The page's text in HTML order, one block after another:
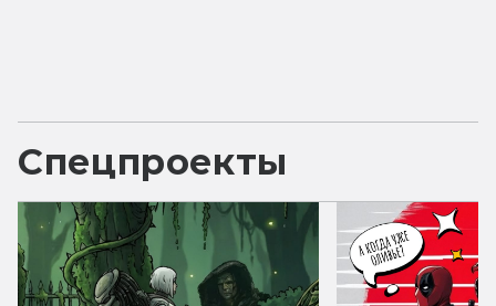
Спецпроекты